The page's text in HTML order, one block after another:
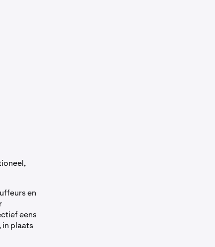
en
eens
in plaats